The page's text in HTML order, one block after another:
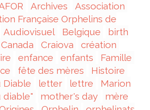
Archives
Association
Française Orphelins de
Audiovisuel Belgique
birth
Canada Craiova
création
enfance enfants
Famille
fête des mères
Histoire
Diable
letter lettre
Marion
diable"
mother's day
mère